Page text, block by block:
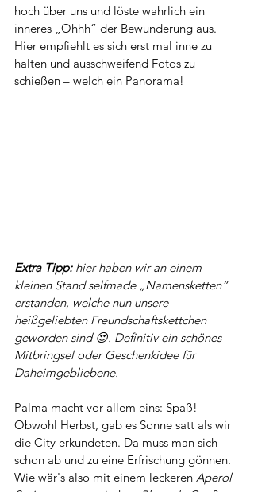
hoch über uns und löste wahrlich ein
inneres „Ohhh“ der Bewunderung aus.
Hier empfiehlt es sich erst mal inne zu
halten und ausschweifend Fotos zu
schießen – welch ein Panorama!
Extra Tipp: hier haben wir an einem
kleinen Stand selfmade „Namensketten“
erstanden, welche nun unsere
heißgeliebten Freundschaftskettchen
geworden sind 😍. Definitiv ein schönes
Mitbringsel oder Geschenkidee für
Daheimgebliebene.
Palma macht vor allem eins: Spaß!
Obwohl Herbst, gab es Sonne satt als wir
die City erkundeten. Da muss man sich
schon ab und zu eine Erfrischung gönnen.
Wie wär's also mit einem leckeren Aperol